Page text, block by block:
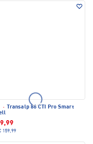
·
Transalp 86 CTI Pro Smart
159,99